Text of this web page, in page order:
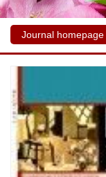
Journal homepage